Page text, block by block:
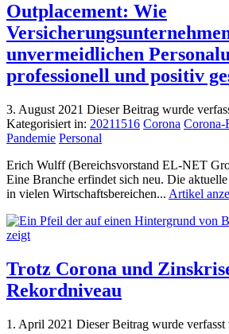
Outplacement: Wie
unvermeidlichen
professionell und positiv
3. August 2021 Dieser Beitrag wurde
Kategorisiert in: 20211516 Corona Corona-
Pandemie Personal
Erich Wulff (Bereichsvorstand EL-NET
Eine Branche erfindet sich neu. Die
in vielen Wirtschaftsbereichen... Artikel
Trotz Corona und
Rekordniveau
1. April 2021 Dieser Beitrag wurde verfasst